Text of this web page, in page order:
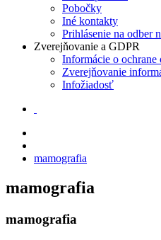
Pobočky
Iné kontakty
Prihlásenie na odber
Zverejňovanie a GDPR
Informácie o ochrane
Zverejňovanie
Infožiadosť
mamografia
mamografia
mamografia